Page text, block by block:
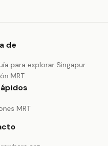
de
para explorar Singapur
MRT.
MRT